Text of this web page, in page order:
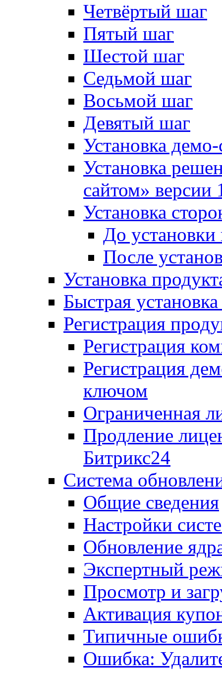
Четвёртый шаг
Пятый шаг
Шестой шаг
Седьмой шаг
Восьмой шаг
Девятый шаг
Установка
Установка
сайтом»
Установка
До установки
После
Установка
Быстрая
Регистрация
Регистрация
Регистрация
ключом
Ограниченная
Продление
Битрикс24
Система
Общие сведения
Настройки
Обновление
Экспертный
Просмотр и
Активация
Типичные
Ошибка: